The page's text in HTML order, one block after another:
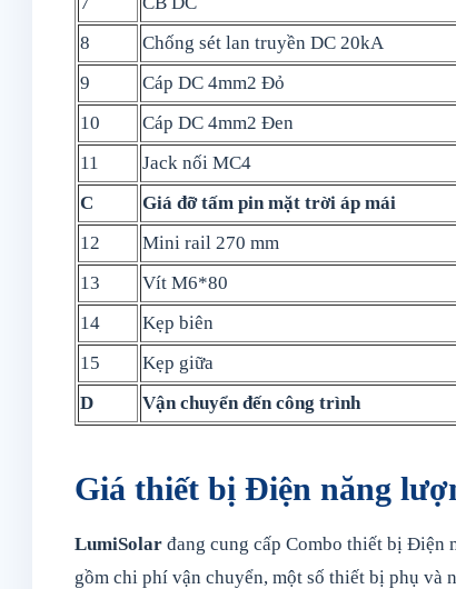
8
Chống sét lan truyền DC 20kA
9
Cáp DC 4mm2 Đỏ
10
Cáp DC 4mm2 Đen
11
Jack nối MC4
C
Giá đỡ tấm pin mặt trời áp mái
12
Mini rail 270 mm
13
Vít M6*80
14
Kẹp biên
15
Kẹp giữa
D
Vận chuyển đến công trình
Giá thiết bị Điện năng
LumiSolar đang cung cấp Combo thiết bị Điện
gồm chi phí vận chuyển, một số thiết bị phụ và